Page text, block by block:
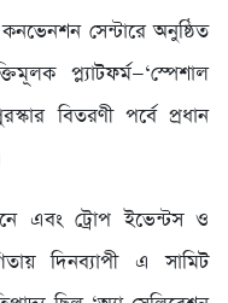
সেন্টারে অনুষ্ঠিত
প্ল্যাটফর্ম—‘স্পেশাল
বিতরণী পর্বে প্রধান
এবং ট্রোপ ইভেন্টস ও
দিনব্যাপী এ সামিট